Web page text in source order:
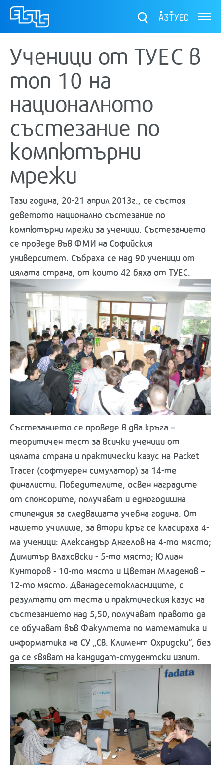
Ученици от ТУЕС в
топ 10 на
националното
състезание по
компютърни
мрежи
Тази година, 20-21 април 2013г., се състоя
деветото национално състезание по
компютърни мрежи за ученици. Състезанието
се проведе във ФМИ на Софийския
университет. Събраха се над 90 ученици от
цялата страна, от които 42 бяха от ТУЕС.
Състезанието се проведе в два кръга –
теоритичен тест за всички ученици от
цялата страна и практически казус на Packet
Tracer (софтуерен симулатор) за 14-те
финалисти. Победителите, освен наградите
от спонсорите, получават и едногодишна
стипендия за следващата учебна година. От
нашето училише, за втори кръг се класираха 4-
ма ученици: Александър Ангелов на 4-то място;
Димитър Влаховски - 5-то място; Юлиан
Кунторов - 10-то място и Цветан Младенов –
12-то място. Дванадесетокласниците, с
резултати от теста и практическия казус на
състезанието над 5,50, получават правото да
се обучават във Факултета по математика и
информатика на СУ „Св. Климент Охридски“, без
да се явяват на кандидат-студентски изпит.